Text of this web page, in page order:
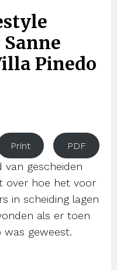
Pinedo
Print PDF
van gescheiden
over hoe het voor
in scheiding lagen
als er toen
was geweest.